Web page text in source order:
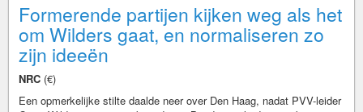
Formerende partijen kijken weg als het
om Wilders gaat, en normaliseren zo
zijn ideeën
NRC (€)
Een opmerkelijke stilte daalde neer over Den Haag, nadat PVV-leider